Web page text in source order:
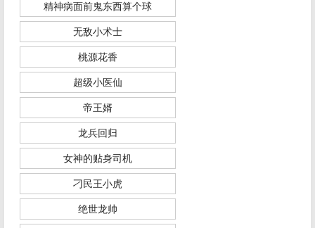
精神病面前鬼东西算个球
无敌小术士
桃源花香
超级小医仙
帝王婿
龙兵回归
女神的贴身司机
刁民王小虎
绝世龙帅